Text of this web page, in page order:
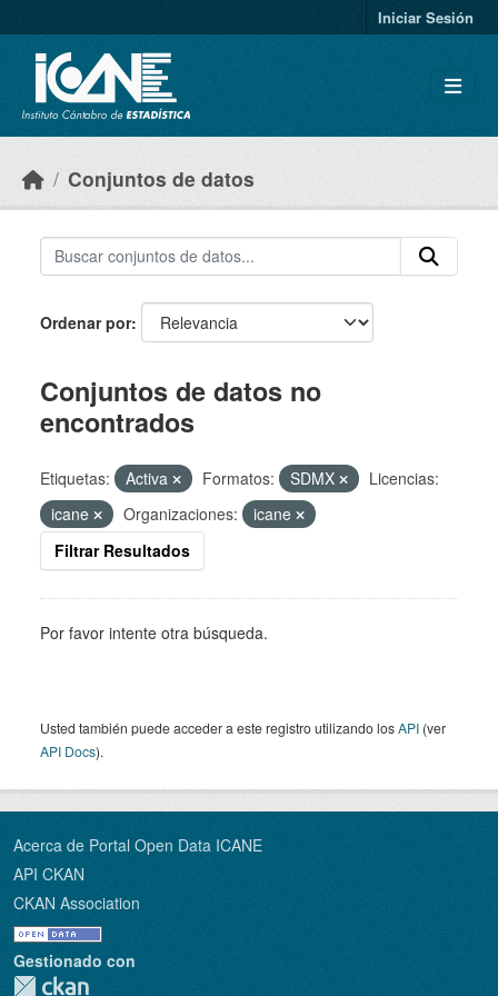
Iniciar Sesión
Conjuntos de datos
Ordenar por
Conjuntos de datos no
encontrados
Etiquetas: Activa Formatos: SDMX
Licencias:
icane
Organizaciones:
icane
Filtrar Resultados
Por favor intente otra búsqueda.
Usted también puede acceder a este registro utilizando losAPI (ver
API Docs).
Acerca de Portal Open Data ICANE
API CKAN
CKAN Association
Gestionado con